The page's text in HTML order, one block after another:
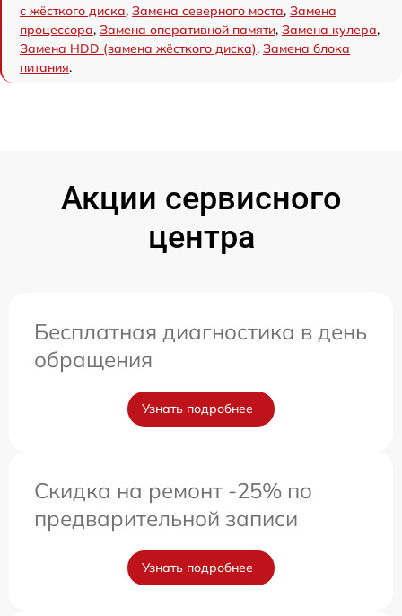
с жёсткого диска, Замена северного моста, Замена
процессора, Замена оперативной памяти, Замена кулера,
Замена HDD (замена жёсткого диска), Замена блока
питания.
Акции сервисного
центра
Бесплатная диагностика в день
обращения
Узнать подробнее
Скидка на ремонт -25% по
предварительной записи
Узнать подробнее